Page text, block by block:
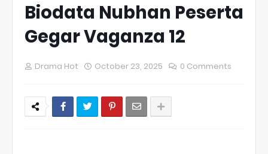
Biodata Nubhan Peserta
Gegar Vaganza 12
Drama Hot October 23, 2025 0 Comments